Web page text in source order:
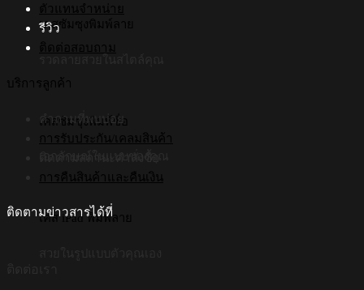
เคสซัมซุงพิมพ์ลาย
เคสซัมซุงพิมพ์ชื่อ
เคส iPad พิมพ์ลาย
ตัวแทนจำหน่าย
รีวิว
ติดต่อสอบถาม
บริการลูกค้า
คำถามที่พบบ่อย
การรับประกัน/เคลมสินค้า
การคืนสินค้าและคืนเงิน
ติดตามข่าวสารได้ที่